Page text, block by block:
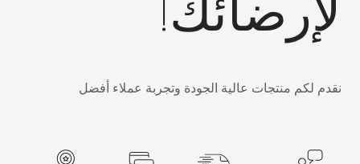
نقدم لكم منتجات عالية الجودة وتجربة عملاء أفضل